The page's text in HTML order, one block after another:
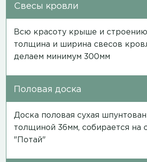
Свесы кровли
Всю красоту крыше и
толщина и ширина свесов
делаем минимум 300мм
Половая доска
Доска половая сухая
толщиной 36мм, собирается на
"Потай"